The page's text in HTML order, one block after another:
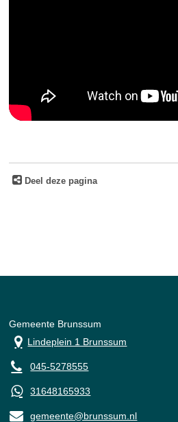
Deel deze pagina
Gemeente Brunssum
Lindeplein 1 Brunssum
045-5278555
31648165933
gemeente@brunssum.nl